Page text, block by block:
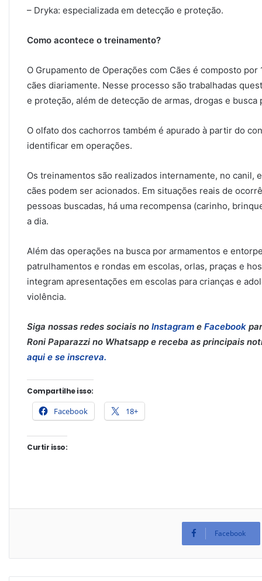
– Dryka: especializada em detecção e proteção.
Como acontece o treinamento?
O Grupamento de Operações com Cães é composto
cães diariamente. Nesse processo são trabalhadas
e proteção, além de detecção de armas, drogas e busca
O olfato dos cachorros também é apurado à partir do
identificar em operações.
Os treinamentos são realizados internamente, no canil,
cães podem ser acionados. Em situações reais de
pessoas buscadas, há uma recompensa (carinho,
a dia.
Além das operações na busca por armamentos e
patrulhamentos e rondas em escolas, orlas, praças e
integram apresentações em escolas para crianças e
violência.
Siga nossas redes sociais no Instagram e Facebook
Roni Paparazzi no Whatsapp e receba as principais
aqui e se inscreva.
Compartilhe isso:
Facebook 18+
Curtir isso:
Facebook